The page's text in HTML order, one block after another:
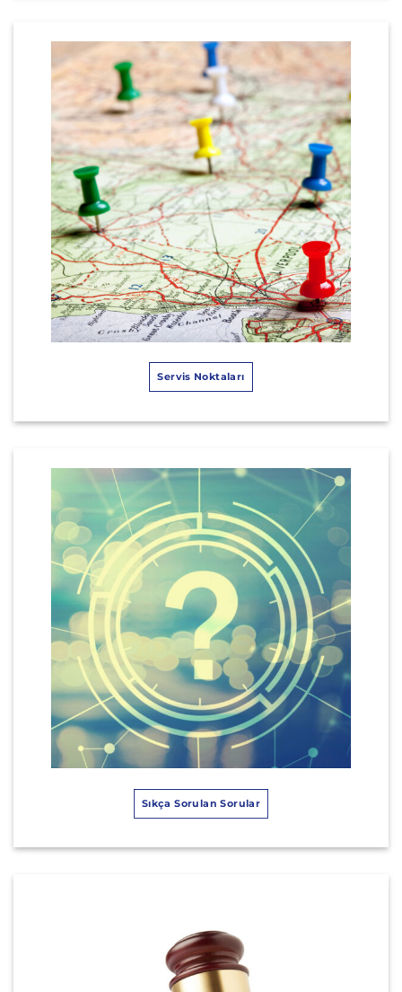
Servis Noktaları
Sıkça Sorulan Sorular